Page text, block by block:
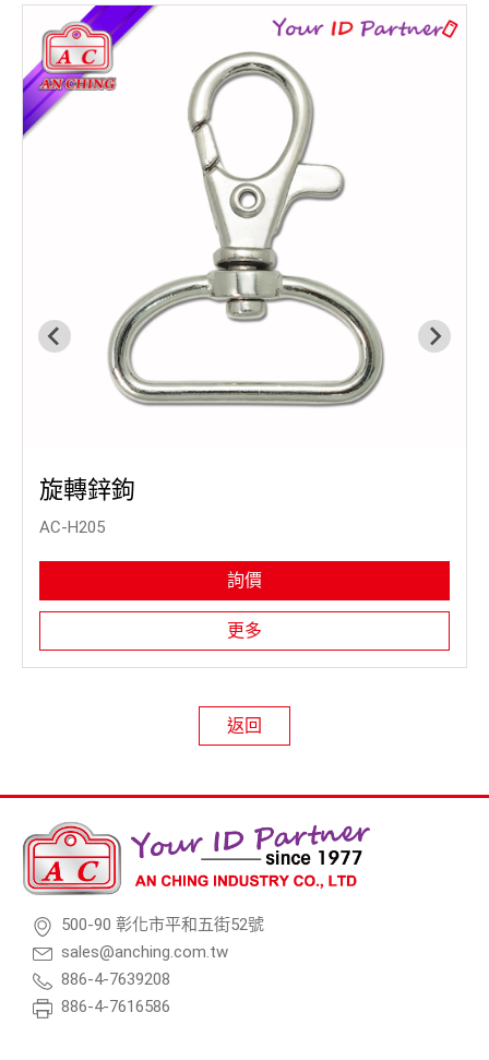
旋轉鋅鉤
AC-H205
詢價
更多
返回
500-90 彰化市平和五街52號
sales@anching.com.tw
886-4-7639208
886-4-7616586